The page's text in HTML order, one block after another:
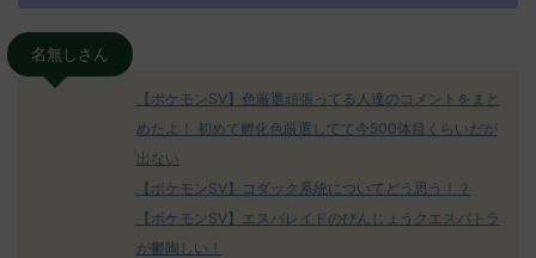
名無しさん
【ポケモンSV】色厳選頑張ってる人達のコメントをまと
めたよ！ 初めて孵化色厳選してて今500体目くらいだが
出ない
【ポケモンSV】コダック系統についてどう思う！？
【ポケモンSV】エスバレイドのびんじょうクエスパトラ
が鬱陶しい！